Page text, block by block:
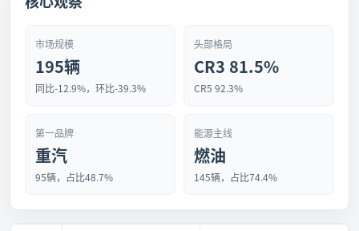
市场规模
195辆
同比-12.9%，环比-39.3%
头部格局
CR3 81.5%
CR5 92.3%
第一品牌
重汽
95辆，占比48.7%
能源主线
燃油
145辆，占比74.4%